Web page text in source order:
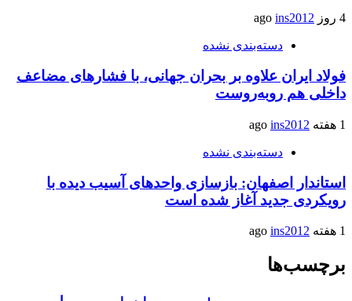
4 روز ago ins2012
دسته‌بندی نشده
فولاد ایران علاوه بر بحران جهانی، با فشارهای مضاعف
داخلی هم روبه‌روست
1 هفته ago ins2012
دسته‌بندی نشده
استاندار اصفهان: بازسازی واحدهای آسیب دیده با
رویکردی جدید آغاز شده است
1 هفته ago ins2012
برچسب‌ها